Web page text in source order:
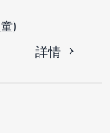
)
詳情